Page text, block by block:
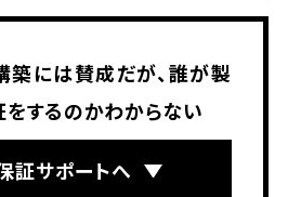
には賛成だが、誰が製
するのかわからない
証サポートへ